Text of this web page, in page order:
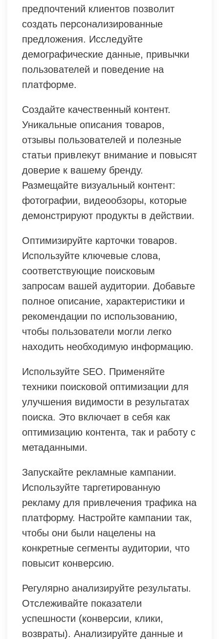
предпочтений клиентов позволит
создать персонализированные
предложения. Исследуйте
демографические данные, привычки
пользователей и поведение на
платформе.
Создайте качественный контент.
Уникальные описания товаров,
отзывы пользователей и полезные
статьи привлекут внимание и повысят
доверие к вашему бренду.
Размещайте визуальный контент:
фотографии, видеообзоры, которые
демонстрируют продукты в действии.
Оптимизируйте карточки товаров.
Используйте ключевые слова,
соответствующие поисковым
запросам вашей аудитории. Добавьте
полное описание, характеристики и
рекомендации по использованию,
чтобы пользователи могли легко
находить необходимую информацию.
Используйте SEO. Применяйте
техники поисковой оптимизации для
улучшения видимости в результатах
поиска. Это включает в себя как
оптимизацию контента, так и работу с
метаданными.
Запускайте рекламные кампании.
Используйте таргетированную
рекламу для привлечения трафика на
платформу. Настройте кампании так,
чтобы они были нацелены на
конкретные сегменты аудитории, что
повысит конверсию.
Регулярно анализируйте результаты.
Отслеживайте показатели
успешности (конверсии, клики,
возвраты). Анализируйте данные и